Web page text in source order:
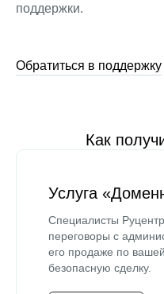
поддержки.
Обратиться в поддержку
Как
Услуга
Специалисты
переговоры с
его продаже по
безопасную сделку.